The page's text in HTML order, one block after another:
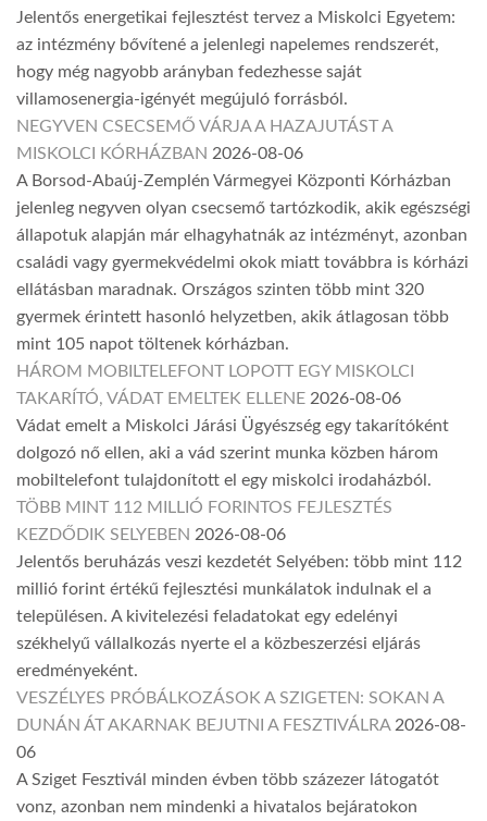
Jelentős energetikai fejlesztést tervez a Miskolci Egyetem:
az intézmény bővítené a jelenlegi napelemes rendszerét,
hogy még nagyobb arányban fedezhesse saját
villamosenergia-igényét megújuló forrásból.
NEGYVEN CSECSEMŐ VÁRJA A HAZAJUTÁST A
MISKOLCI KÓRHÁZBAN 2026-08-06
A Borsod-Abaúj-Zemplén Vármegyei Központi Kórházban
jelenleg negyven olyan csecsemő tartózkodik, akik egészségi
állapotuk alapján már elhagyhatnák az intézményt, azonban
családi vagy gyermekvédelmi okok miatt továbbra is kórházi
ellátásban maradnak. Országos szinten több mint 320
gyermek érintett hasonló helyzetben, akik átlagosan több
mint 105 napot töltenek kórházban.
HÁROM MOBILTELEFONT LOPOTT EGY MISKOLCI
TAKARÍTÓ, VÁDAT EMELTEK ELLENE 2026-08-06
Vádat emelt a Miskolci Járási Ügyészség egy takarítóként
dolgozó nő ellen, aki a vád szerint munka közben három
mobiltelefont tulajdonított el egy miskolci irodaházból.
TÖBB MINT 112 MILLIÓ FORINTOS FEJLESZTÉS
KEZDŐDIK SELYEBEN 2026-08-06
Jelentős beruházás veszi kezdetét Selyében: több mint 112
millió forint értékű fejlesztési munkálatok indulnak el a
településen. A kivitelezési feladatokat egy edelényi
székhelyű vállalkozás nyerte el a közbeszerzési eljárás
eredményeként.
VESZÉLYES PRÓBÁLKOZÁSOK A SZIGETEN: SOKAN A
DUNÁN ÁT AKARNAK BEJUTNI A FESZTIVÁLRA 2026-08-
06
A Sziget Fesztivál minden évben több százezer látogatót
vonz, azonban nem mindenki a hivatalos bejáratokon